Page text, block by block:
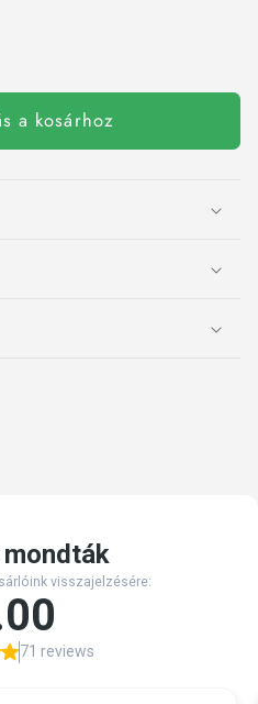
a kosárhoz